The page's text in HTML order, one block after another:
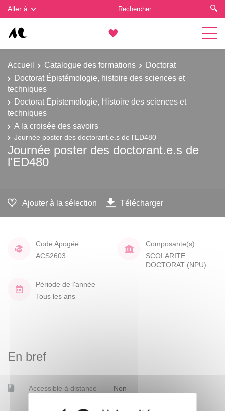
Aller à
Accueil Catalogue des formations
Doctorat
Doctorat Épistémologie, histoire des sciences et
techniques
Doctorat Épistemologie, Histoire des sciences et
techniques
A la croisée des savoirs
Journée poster des doctorant.e.s de l'ED480
Journée poster des doctorant.e.s de
l'ED480
Ajouter à la sélection Télécharger
Code Apogée
ACS2603
Composante(s)
SCOLARITE
DOCTORAT (NPU)
Période de l'année
Tous les ans
En bref
Accessible à distance Non
Gestion des cookies